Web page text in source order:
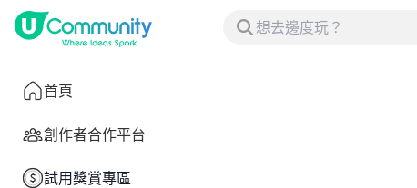
首頁
創作者合作平台
試用獎賞專區